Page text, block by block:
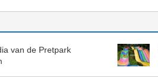
van de Pretpark